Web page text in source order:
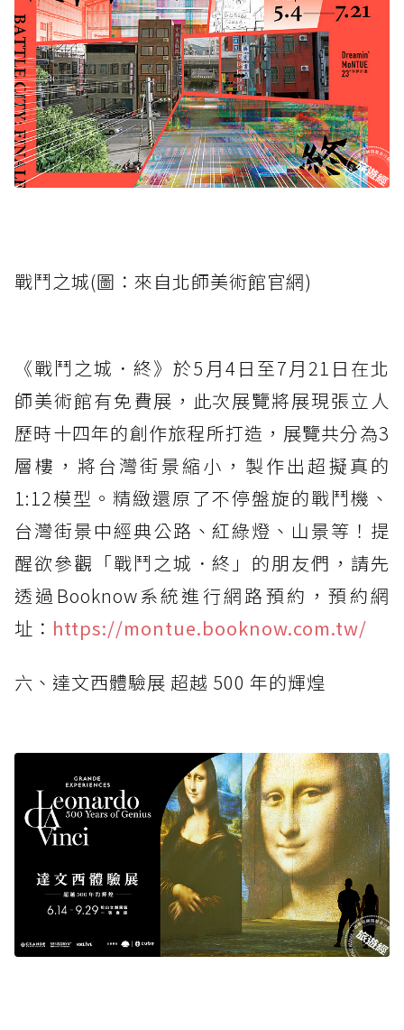
戰鬥之城(圖：來自北師美術館官網)
《戰鬥之城．終》於5月4日至7月21日在北
師美術館有免費展，此次展覽將展現張立人
歷時十四年的創作旅程所打造，展覽共分為3
層樓，將台灣街景縮小，製作出超擬真的
1:12模型。精緻還原了不停盤旋的戰鬥機、
台灣街景中經典公路、紅綠燈、山景等！提
醒欲參觀「戰鬥之城．終」的朋友們，請先
透過Booknow系統進行網路預約，預約網
址： https://montue.booknow.com.tw/
六、達文西體驗展 超越 500 年的輝煌